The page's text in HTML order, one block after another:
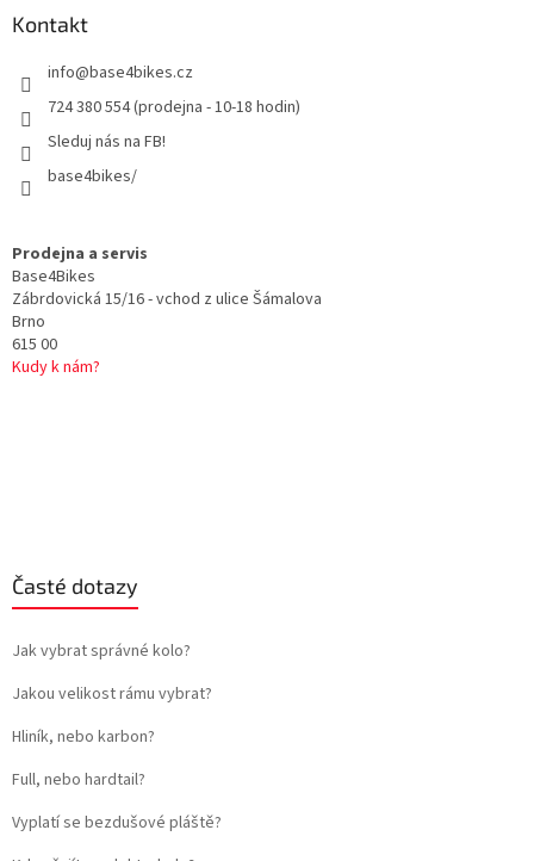
Kontakt
info@base4bikes.cz
724 380 554 (prodejna - 10-18 hodin)
Sleduj nás na FB!
base4bikes/
Prodejna a servis
Base4Bikes
Zábrdovická 15/16 - vchod z ulice Šámalova
Brno
615 00
Kudy k nám?
Časté dotazy
Jak vybrat správné kolo?
Jakou velikost rámu vybrat?
Hliník, nebo karbon?
Full, nebo hardtail?
Vyplatí se bezdušové pláště?